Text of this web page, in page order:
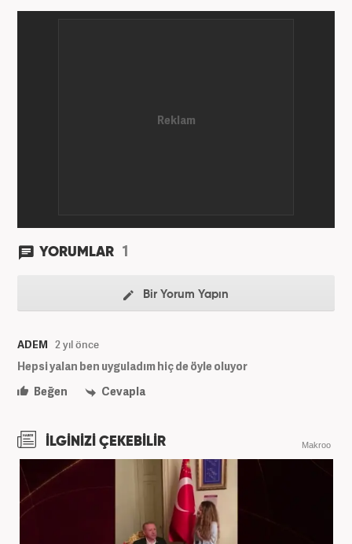
YORUMLAR 1
Bir Yorum Yapın
ADEM 2 yıl önce
Hepsi yalan ben uyguladım hiç de öyle oluyor
Beğen
Cevapla
İLGİNİZİ ÇEKEBİLİR Makroo